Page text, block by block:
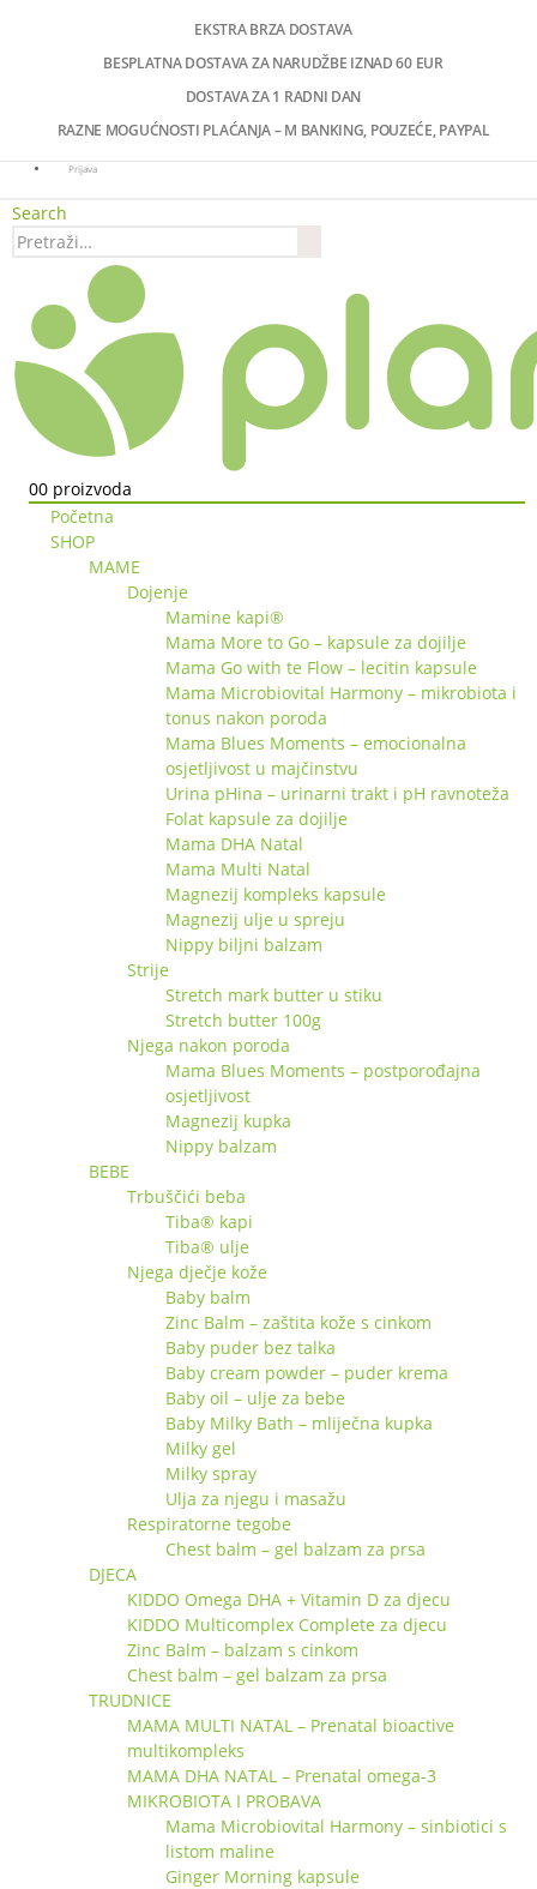
EKSTRA BRZA DOSTAVA
BESPLATNA DOSTAVA ZA NARUDŽBE IZNAD 60 EUR
DOSTAVA ZA 1 RADNI DAN
RAZNE MOGUĆNOSTI PLAĆANJA – M BANKING, POUZEĆE, PAYPAL
Prijava
Search
00 proizvoda
Početna
SHOP
MAME
Dojenje
Mamine kapi®
Mama More to Go – kapsule za dojilje
Mama Go with te Flow – lecitin kapsule
Mama Microbiovital Harmony – mikrobiota i
tonus nakon poroda
Mama Blues Moments – emocionalna
osjetljivost u majčinstvu
Urina pHina – urinarni trakt i pH ravnoteža
Folat kapsule za dojilje
Mama DHA Natal
Mama Multi Natal
Magnezij kompleks kapsule
Magnezij ulje u spreju
Nippy biljni balzam
Strije
Stretch mark butter u stiku
Stretch butter 100g
Njega nakon poroda
Mama Blues Moments – postporođajna
osjetljivost
Magnezij kupka
Nippy balzam
BEBE
Trbuščići beba
Tiba® kapi
Tiba® ulje
Njega dječje kože
Baby balm
Zinc Balm – zaštita kože s cinkom
Baby puder bez talka
Baby cream powder – puder krema
Baby oil – ulje za bebe
Baby Milky Bath – mliječna kupka
Milky gel
Milky spray
Ulja za njegu i masažu
Respiratorne tegobe
Chest balm – gel balzam za prsa
DJECA
KIDDO Omega DHA + Vitamin D za djecu
KIDDO Multicomplex Complete za djecu
Zinc Balm – balzam s cinkom
Chest balm – gel balzam za prsa
TRUDNICE
MAMA MULTI NATAL – Prenatal bioactive
multikompleks
MAMA DHA NATAL – Prenatal omega-3
MIKROBIOTA I PROBAVA
Mama Microbiovital Harmony – sinbiotici s
listom maline
Ginger Morning kapsule